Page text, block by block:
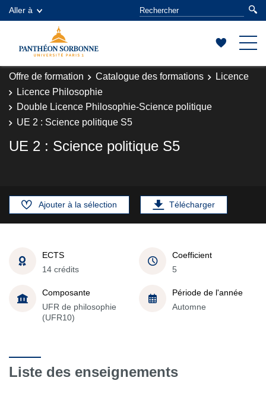
Aller à
Offre de formation Catalogue des formations
Licence
Licence Philosophie
Double Licence Philosophie-Science politique
UE 2 : Science politique S5
UE 2 : Science politique S5
Ajouter à la sélection Télécharger
ECTS
14 crédits
Coefficient
5
Composante
UFR de philosophie
(UFR10)
Période de l'année
Automne
Liste des enseignements